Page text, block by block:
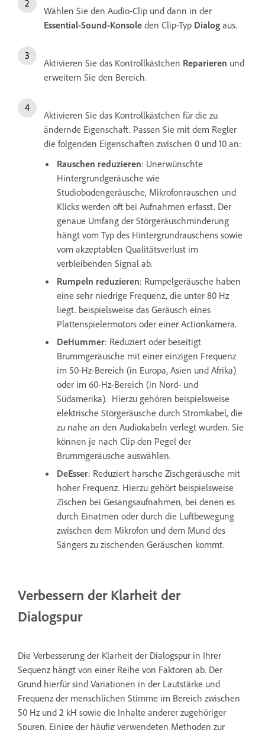
Wählen Sie den Audio-Clip und dann in der
Essential-Sound-Konsole den Clip-Typ Dialog aus.
Aktivieren Sie das Kontrollkästchen Reparieren und
erweitern Sie den Bereich.
Aktivieren Sie das Kontrollkästchen für die zu
ändernde Eigenschaft. Passen Sie mit dem Regler
die folgenden Eigenschaften zwischen 0 und 10 an:
Rauschen reduzieren: Unerwünschte
Hintergrundgeräusche wie
Studiobodengeräusche, Mikrofonrauschen und
Klicks werden oft bei Aufnahmen erfasst. Der
genaue Umfang der Störgeräuschminderung
hängt vom Typ des Hintergrundrauschens sowie
vom akzeptablen Qualitätsverlust im
verbleibenden Signal ab.
Rumpeln reduzieren: Rumpelgeräusche haben
eine sehr niedrige Frequenz, die unter 80 Hz
liegt. beispielsweise das Geräusch eines
Plattenspielermotors oder einer Actionkamera.
DeHummer: Reduziert oder beseitigt
Brummgeräusche mit einer einzigen Frequenz
im 50-Hz-Bereich (in Europa, Asien und Afrika)
oder im 60-Hz-Bereich (in Nord- und
Südamerika). Hierzu gehören beispielsweise
elektrische Störgeräusche durch Stromkabel, die
zu nahe an den Audiokabeln verlegt wurden. Sie
können je nach Clip den Pegel der
Brummgeräusche auswählen.
DeEsser: Reduziert harsche Zischgeräusche mit
hoher Frequenz. Hierzu gehört beispielsweise
Zischen bei Gesangsaufnahmen, bei denen es
durch Einatmen oder durch die Luftbewegung
zwischen dem Mikrofon und dem Mund des
Sängers zu zischenden Geräuschen kommt.
Verbessern der Klarheit der
Dialogspur
Die Verbesserung der Klarheit der Dialogspur in Ihrer
Sequenz hängt von einer Reihe von Faktoren ab. Der
Grund hierfür sind Variationen in der Lautstärke und
Frequenz der menschlichen Stimme im Bereich zwischen
50 Hz und 2 kH sowie die Inhalte anderer zugehöriger
Spuren. Einige der häufig verwendeten Methoden zur